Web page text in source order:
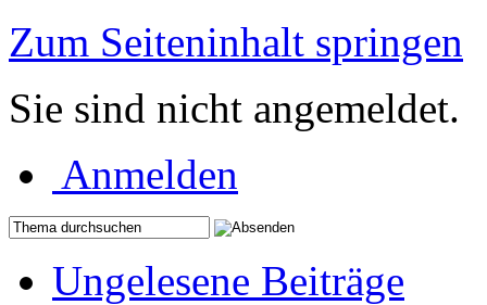
Zum Seiteninhalt springen
Sie sind nicht angemeldet.
Anmelden
Ungelesene Beiträge